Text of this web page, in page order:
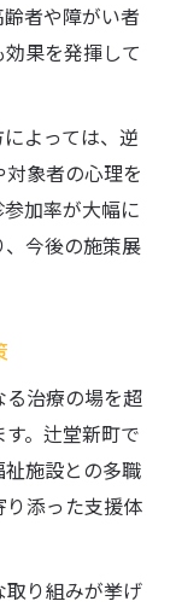
者や障がい者
果を発揮して
よっては、逆
象者の心理を
加率が大幅に
今後の施策展
治療の場を超
。辻堂新町で
施設との多職
添った支援体
り組みが挙げ